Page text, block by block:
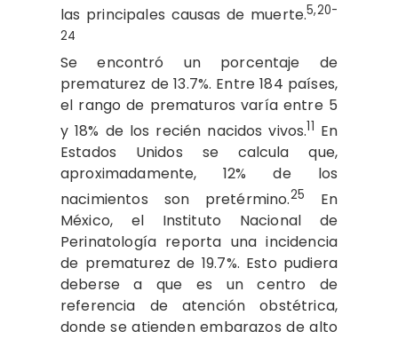
las principales causas de muerte.5,20-
24
Se encontró un porcentaje de
prematurez de 13.7%. Entre 184 países,
el rango de prematuros varía entre 5
y 18% de los recién nacidos vivos.11 En
Estados Unidos se calcula que,
aproximadamente, 12% de los
nacimientos son pretérmino.25
En
México, el Instituto Nacional de
Perinatología reporta una incidencia
de prematurez de 19.7%. Esto pudiera
deberse a que es un centro de
referencia de atención obstétrica,
donde se atienden embarazos de alto